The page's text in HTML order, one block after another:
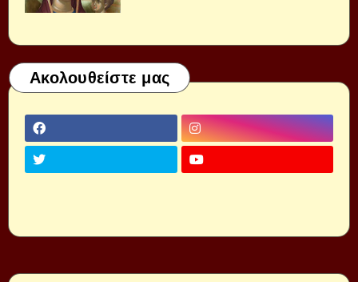
Ακολουθείστε μας